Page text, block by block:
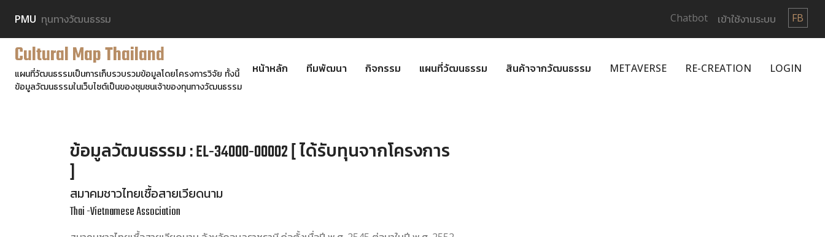
PMU ทุนทางวัฒนธรรม Chatbot เข้าใช้งานระบบ FB
Cultural Map Thailand
แผนที่วัฒนธรรมเป็นการเก็บรวบรวมข้อมูลโดยโครงการวิจัย ทั้งนี้
ข้อมูลวัฒนธรรมในเว็บไซต์เป็นของชุมชนเจ้าของทุนทางวัฒนธรรม
หน้าหลัก ทีมพัฒนา กิจกรรม แผนที่วัฒนธรรม สินค้าจากวัฒนธรรม METAVERSE RE-CREATION LOGIN
ข้อมูลวัฒนธรรม : EL-34000-00002 [ ได้รับทุนจากโครงการ
]
สมาคมชาวไทยเชื้อสายเวียดนาม
Thai -Vietnamese Association